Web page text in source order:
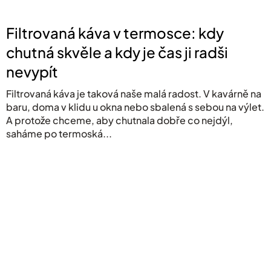
Filtrovaná káva v termosce: kdy
chutná skvěle a kdy je čas ji radši
nevypít
Filtrovaná káva je taková naše malá radost. V kavárně na
baru, doma v klidu u okna nebo sbalená s sebou na výlet.
A protože chceme, aby chutnala dobře co nejdýl,
saháme po termoská...